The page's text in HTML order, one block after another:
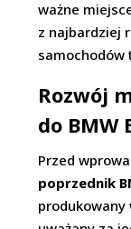
ważne
z najbardziej
samochodów
Rozwój
do BMW
Przed
poprzednik
produkowany